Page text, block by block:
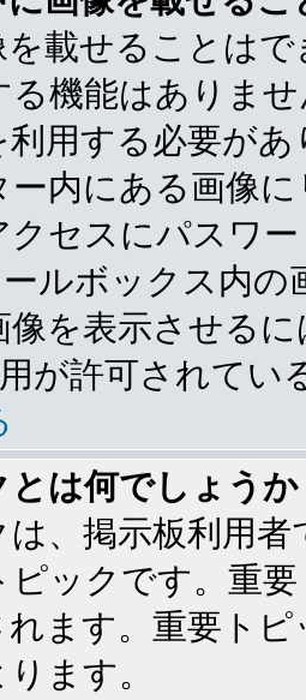
載せることは
る機能はありま
用する必要が
ー内にある画像
クセスにパスワ
ルボックス内
像を表示させる
用が許可されて
とは何でしょうか
、掲示板利用
ピックです。重
れます。重要ト
ます。